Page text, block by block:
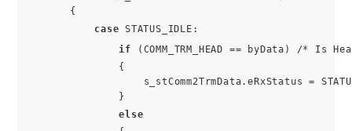
{
case STATUS_IDLE:
if (COMM_TRM_HEAD == byData) /* Is
{
s_stComm2TrmData.eRxStatus =
}
else